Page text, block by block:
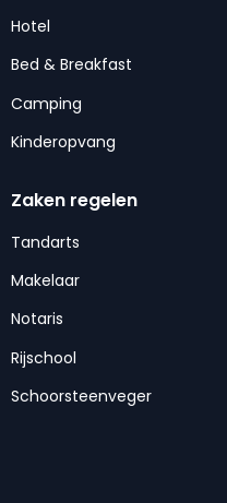
Hotel
Bed & Breakfast
Camping
Kinderopvang
Zaken regelen
Tandarts
Makelaar
Notaris
Rijschool
Schoorsteenveger